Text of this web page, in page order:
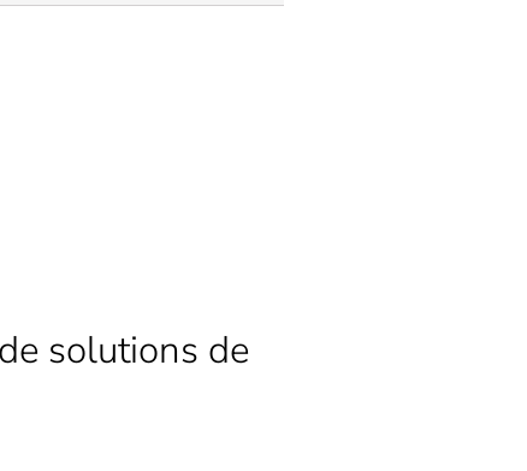
solutions de